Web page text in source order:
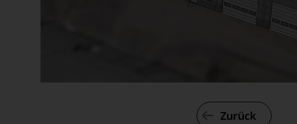
Zurück